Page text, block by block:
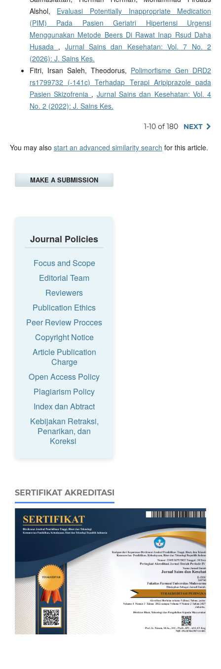
Alshol, Evaluasi Potentially Inappropriate Medication
(PIM) Pada Pasien Geriatri Hipertensi Urgensi
Menggunakan Metode Beers Di Rawat Inap Rsud Daha
Husada , Jurnal Sains dan Kesehatan: Vol. 7 No. 2
(2026): J. Sains Kes.
Fitri, Irsan Saleh, Theodorus, Polimorfisme Gen DRD2
rs1799732 (-141c) Terhadap Terapi Aripiprazole pada
Pasien Skizofrenia , Jurnal Sains dan Kesehatan: Vol. 4
No. 2 (2022): J. Sains Kes.
1-10 of 180 NEXT
You may also start an advanced similarity search for this article.
MAKE A SUBMISSION
Journal Policies
Focus and Scope
Editorial Team
Reviewers
Publication Ethics
Peer Review Procces
Copyright Notice
Article Publication
Charge
Open Access Policy
Plagiarism Policy
Index dan Abtract
Kebijakan Retraksi,
Penarikan, dan
Koreksi
SERTIFIKAT AKREDITASI